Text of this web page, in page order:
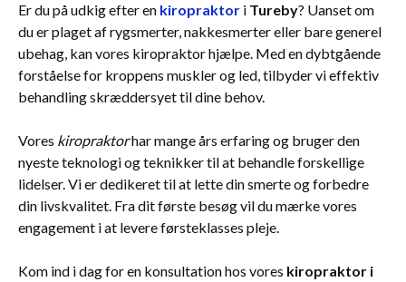
Er du på udkig efter en kiropraktor i Tureby? Uanset om
du er plaget af rygsmerter, nakkesmerter eller bare generel
ubehag, kan vores kiropraktor hjælpe. Med en dybtgående
forståelse for kroppens muskler og led, tilbyder vi effektiv
behandling skræddersyet til dine behov.
Vores kiropraktorhar mange års erfaring og bruger den
nyeste teknologi og teknikker til at behandle forskellige
lidelser. Vi er dedikeret til at lette din smerte og forbedre
din livskvalitet. Fra dit første besøg vil du mærke vores
engagement i at levere førsteklasses pleje.
Kom ind i dag for en konsultation hos vores kiropraktor i